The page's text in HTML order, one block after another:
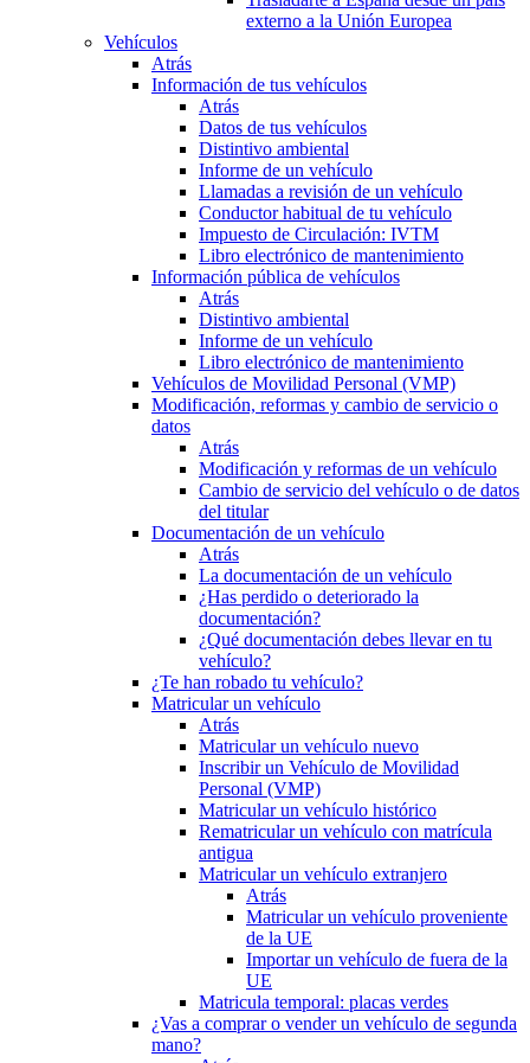
externo a la Unión Europea
Vehículos
Atrás
Información de tus vehículos
Atrás
Datos de tus vehículos
Distintivo ambiental
Informe de un vehículo
Llamadas a revisión de un vehículo
Conductor habitual de tu vehículo
Impuesto de Circulación: IVTM
Libro electrónico de mantenimiento
Información pública de vehículos
Atrás
Distintivo ambiental
Informe de un vehículo
Libro electrónico de mantenimiento
Vehículos de Movilidad Personal (VMP)
Modificación, reformas y cambio de servicio o
datos
Atrás
Modificación y reformas de un vehículo
Cambio de servicio del vehículo o de datos
del titular
Documentación de un vehículo
Atrás
La documentación de un vehículo
¿Has perdido o deteriorado la
documentación?
¿Qué documentación debes llevar en tu
vehículo?
¿Te han robado tu vehículo?
Matricular un vehículo
Atrás
Matricular un vehículo nuevo
Inscribir un Vehículo de Movilidad
Personal (VMP)
Matricular un vehículo histórico
Rematricular un vehículo con matrícula
antigua
Matricular un vehículo extranjero
Atrás
Matricular un vehículo proveniente
de la UE
Importar un vehículo de fuera de la
UE
Matricula temporal: placas verdes
¿Vas a comprar o vender un vehículo de segunda
mano?